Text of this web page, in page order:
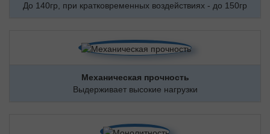
До 140гр, при кратковременных воздействиях - до 150гр
Механическая прочность
Выдерживает высокие нагрузки